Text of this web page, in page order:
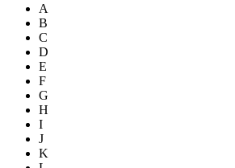
A
B
C
D
E
F
G
H
I
J
K